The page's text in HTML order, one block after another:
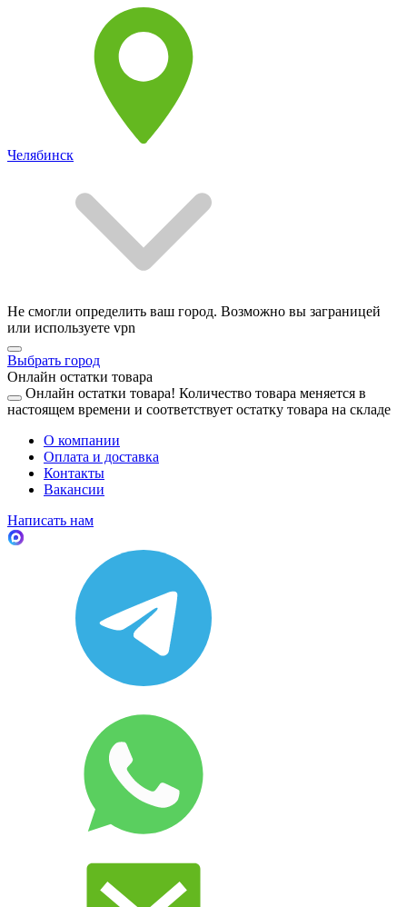
Челябинск
Не смогли определить ваш город. Возможно вы заграницей
или используете vpn
Выбрать город
Онлайн остатки товара
Онлайн остатки товара! Количество товара меняется в
настоящем времени и соответствует остатку товара на складе
О компании
Оплата и доставка
Контакты
Вакансии
Написать нам